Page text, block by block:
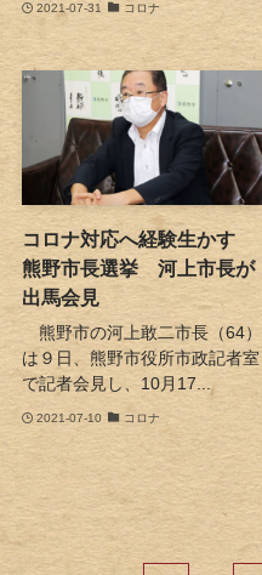
2021-07-31 コロナ
コロナ対応へ経験生かす
熊野市長選挙 河上市長が
出馬会見
熊野市の河上敢二市長（64）
は９日、熊野市役所市政記者室
で記者会見し、10月17...
2021-07-10 コロナ